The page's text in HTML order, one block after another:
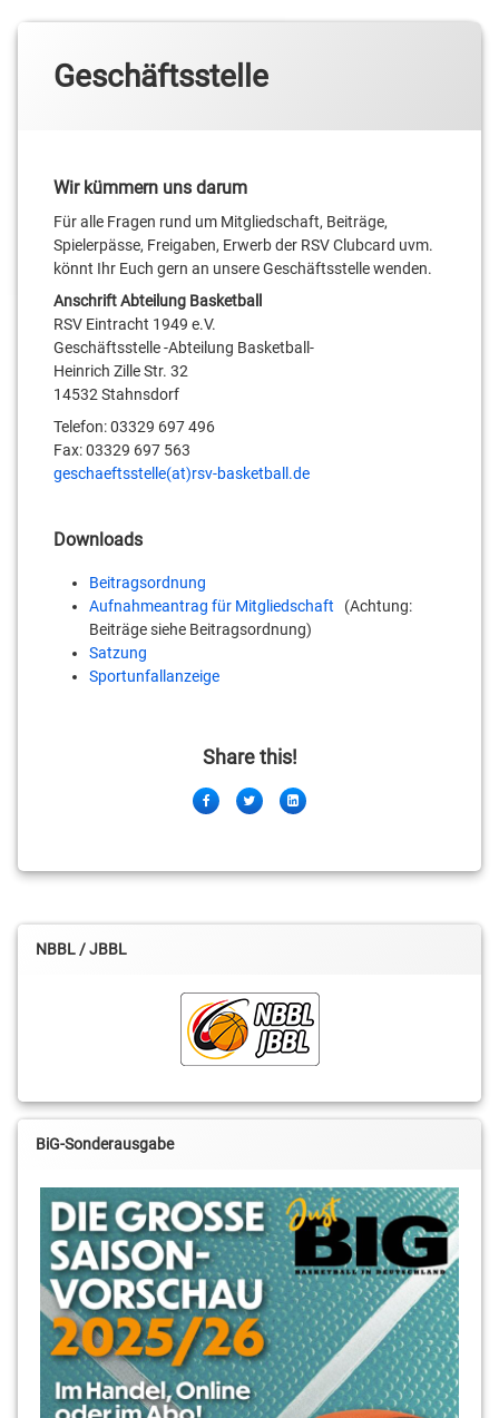
Geschäftsstelle
Wir kümmern uns darum
Für alle Fragen rund um Mitgliedschaft, Beiträge,
Spielerpässe, Freigaben, Erwerb der RSV Clubcard uvm.
könnt Ihr Euch gern an unsere Geschäftsstelle wenden.
Anschrift Abteilung Basketball
RSV Eintracht 1949 e.V.
Geschäftsstelle -Abteilung Basketball-
Heinrich Zille Str. 32
14532 Stahnsdorf
Telefon: 03329 697 496
Fax: 03329 697 563
geschaeftsstelle(at)rsv-basketball.de
Downloads
Beitragsordnung
Aufnahmeantrag für Mitgliedschaft (Achtung:
Beiträge siehe Beitragsordnung)
Satzung
Sportunfallanzeige
Share this!
FacebookTwitterLinkedIn
NBBL / JBBL
BiG-Sonderausgabe